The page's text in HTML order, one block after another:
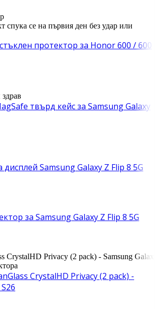
спука се на първия ден без удар или
протектор за Honor 600 / 600
твърд кейс за Samsung Galaxy
Samsung Galaxy Z Flip 8 5G
за Samsung Galaxy Z Flip 8 5G
CrystalHD Privacy (2 pack) - Samsung Galax
CrystalHD Privacy (2 pack) -